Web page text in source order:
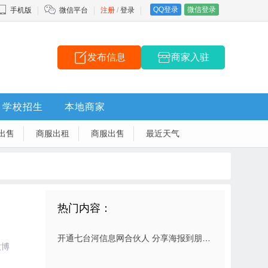
注册 / 登录 QQ登录 微信登录
手机版 微信平台
发布信息 商家入驻
学校招生 本地商家
售 商服出租 商服出售 最近天气
热门内容：